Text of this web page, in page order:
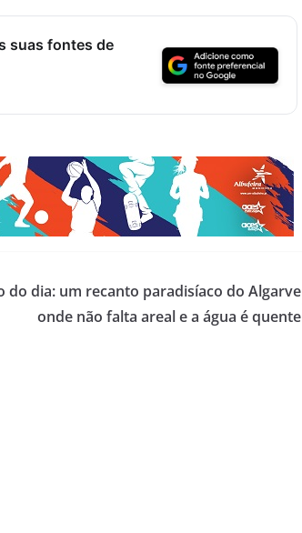
suas fontes de
do dia: um recanto paradisíaco do Algarve
onde não falta areal e a água é quente